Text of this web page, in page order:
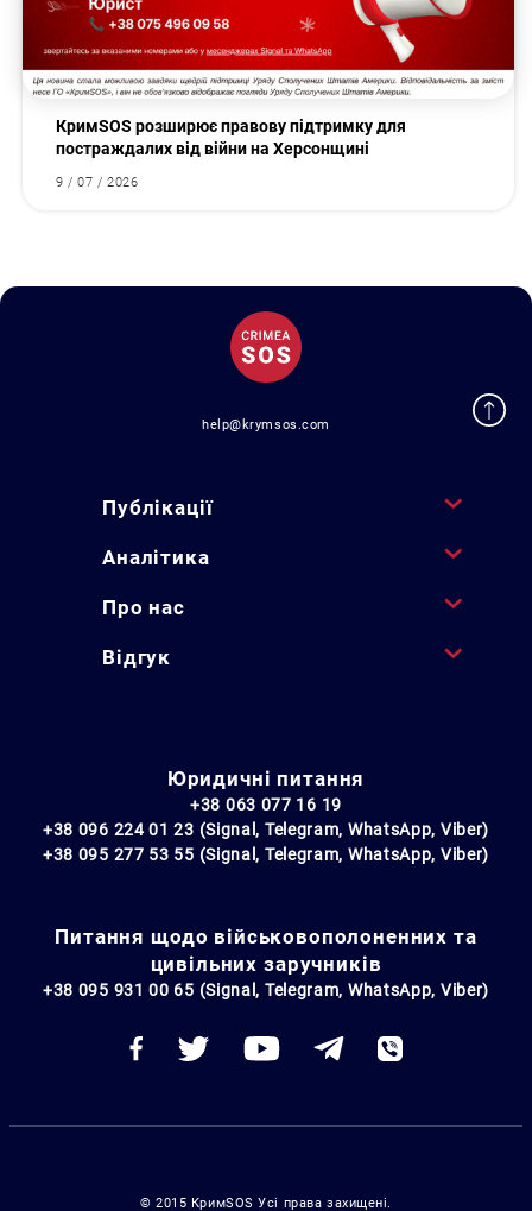
КримSOS розширює правову підтримку для
постраждалих від війни на Херсонщині
9 / 07 / 2026
help@krymsos.com
Публікації
Аналітика
Про нас
Відгук
Юридичні питання
+38 063 077 16 19
+38 096 224 01 23 (Signal, Telegram, WhatsApp, Viber)
+38 095 277 53 55 (Signal, Telegram, WhatsApp, Viber)
Питання щодо військовополоненних та
цивільних заручників
+38 095 931 00 65 (Signal, Telegram, WhatsApp, Viber)
© 2015 КримSOS Усі права захищені.